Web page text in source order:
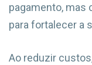
pagamento,
para fortalecer a
Ao reduzir